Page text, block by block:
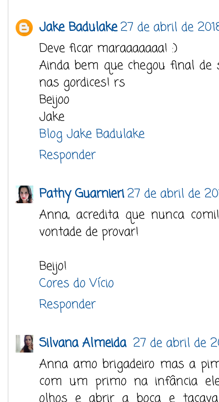
Jake Badulake27 de abril de
Deve ficar maraaaaaaa! :)
Ainda bem que chegou final de
nas gordices! rs
Beijoo
Jake
Blog Jake Badulake
Responder
Pathy Guarnieri27 de abril de
Anna, acredita que nunca
vontade de provar!
Beijo!
Cores do Vício
Responder
Silvana Almeida 27 de abril de
Anna amo brigadeiro mas a
com um primo na infância